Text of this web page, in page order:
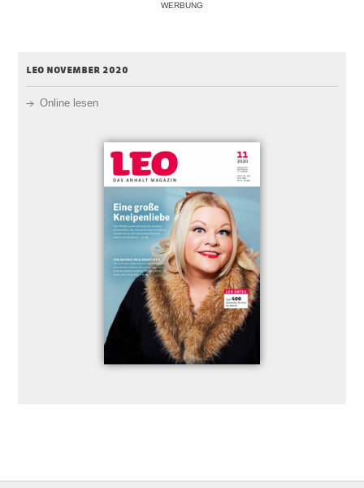
WERBUNG
leo november 2020
Online lesen